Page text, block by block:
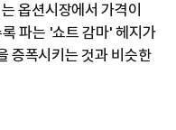
옵션시장에서 가격이
파는 '쇼트 감마' 헤지가
증폭시키는 것과 비슷한